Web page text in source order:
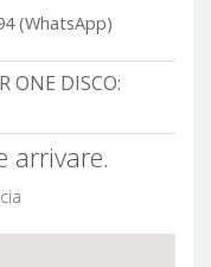
(WhatsApp)
ONE DISCO:
arrivare.